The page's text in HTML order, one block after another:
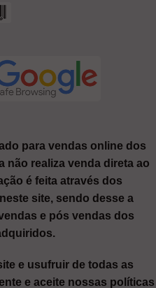
para vendas online dos
não realiza venda direta ao
é feita através dos
site, sendo desse a
e pós vendas dos
e usufruir de todas as
e aceite nossas políticas